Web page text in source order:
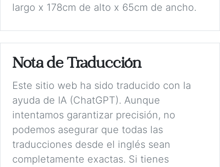
largo x 178cm de alto x 65cm de ancho.
Nota de Traducción
Este sitio web ha sido traducido con la
ayuda de IA (ChatGPT). Aunque
intentamos garantizar precisión, no
podemos asegurar que todas las
traducciones desde el inglés sean
completamente exactas. Si tienes